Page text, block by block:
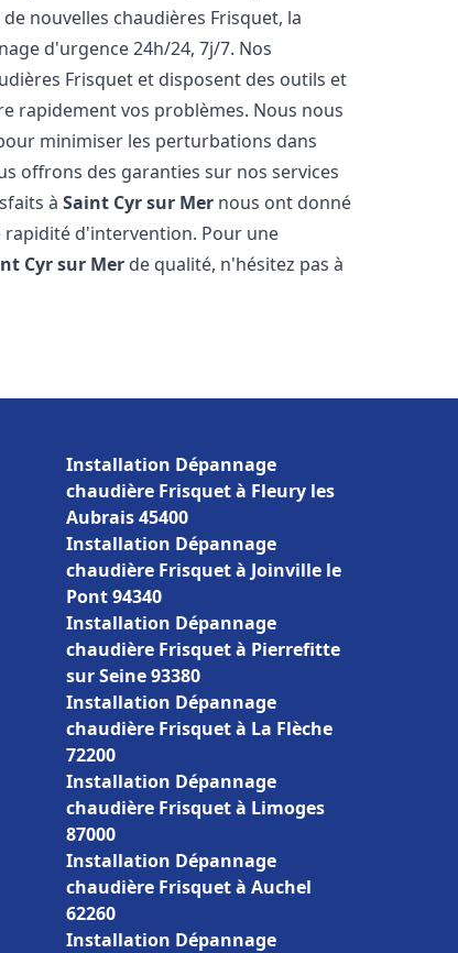
nouvelles chaudières Frisquet, la
d'urgence 24h/24, 7j/7. Nos
Frisquet et disposent des outils et
rapidement vos problèmes. Nous nous
minimiser les perturbations dans
offrons des garanties sur nos services
àSaint Cyr sur Mer nous ont donné
d'intervention. Pour une
Cyr sur Mer de qualité, n'hésitez pas à
Installation Dépannage
chaudière Frisquet à Fleury les
Aubrais 45400
Installation Dépannage
chaudière Frisquet à Joinville le
Pont 94340
Installation Dépannage
chaudière Frisquet à Pierrefitte
sur Seine 93380
Installation Dépannage
chaudière Frisquet à La Flèche
72200
Installation Dépannage
chaudière Frisquet à Limoges
87000
Installation Dépannage
chaudière Frisquet à Auchel
62260
Installation Dépannage